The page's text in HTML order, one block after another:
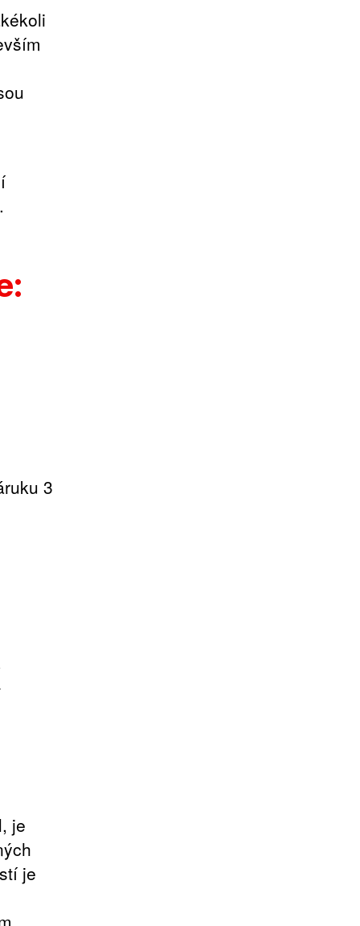
3
je
je